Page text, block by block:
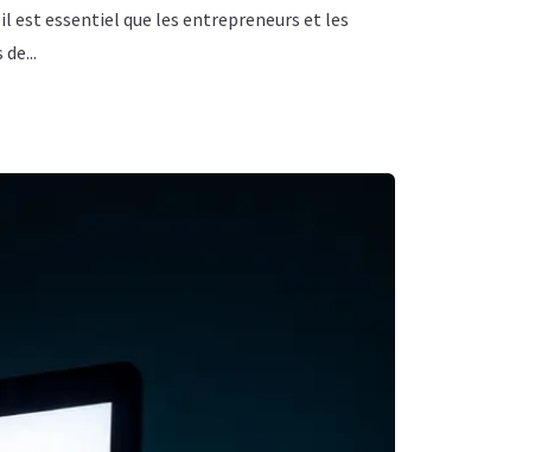
est essentiel que les entrepreneurs et les